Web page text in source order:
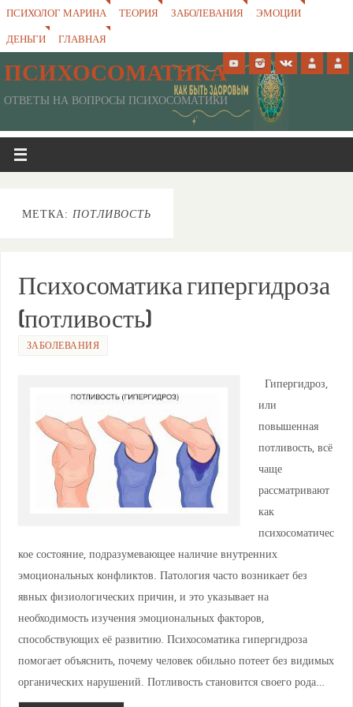
ПСИХОЛОГ МАРИНА ТЕОРИЯ ЗАБОЛЕВАНИЯ
ЭМОЦИИ
ДЕНЬГИ
ГЛАВНАЯ
ПСИХОСОМАТИКА
ОТВЕТЫ НА ВОПРОСЫ ПСИХОСОМАТИКИ
МЕТКА: ПОТЛИВОСТЬ
Психосоматика гипергидроза
(потливость)
ЗАБОЛЕВАНИЯ
Гипергидроз,
или
повышенная
потливость, всё
чаще
рассматривают
как
психосоматичес
кое состояние, подразумевающее наличие внутренних
эмоциональных конфликтов. Патология часто возникает без
явных физиологических причин, и это указывает на
необходимость изучения эмоциональных факторов,
способствующих её развитию. Психосоматика гипергидроза
помогает объяснить, почему человек обильно потеет без видимых
органических нарушений. Потливость становится своего рода…